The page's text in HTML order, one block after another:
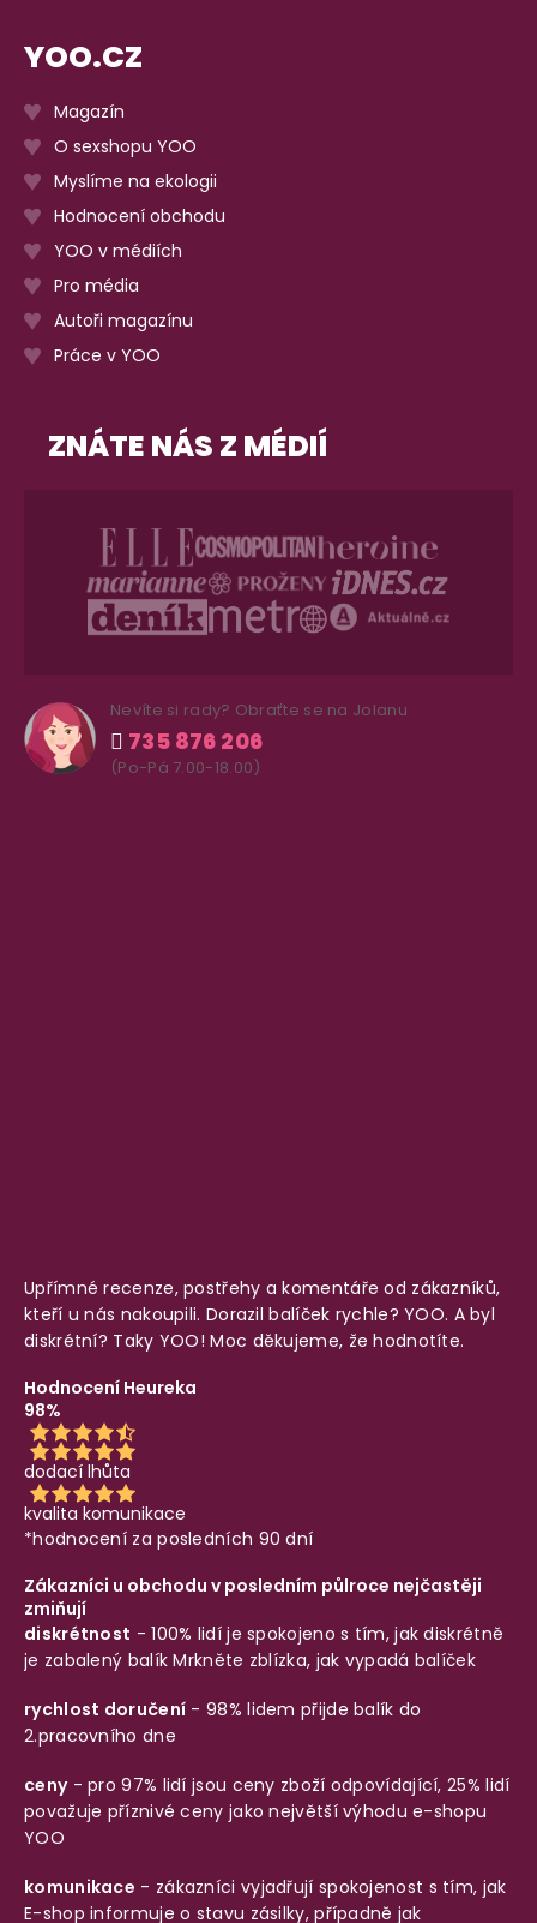
YOO.CZ
Magazín
O sexshopu YOO
Myslíme na ekologii
Hodnocení obchodu
YOO v médiích
Pro média
Autoři magazínu
Práce v YOO
ZNÁTE NÁS Z MÉDIÍ
Nevíte si rady? Obraťte se na Jolanu
735 876 206
(Po-Pá 7.00-18.00)
Upřímné recenze, postřehy a komentáře od zákazníků,
kteří u nás nakoupili. Dorazil balíček rychle? YOO. A byl
diskrétní? Taky YOO! Moc děkujeme, že hodnotíte.
Hodnocení Heureka
98%
dodací lhůta
kvalita komunikace
*hodnocení za posledních 90 dní
Zákazníci u obchodu v posledním půlroce nejčastěji
zmiňují
diskrétnost - 100% lidí je spokojeno s tím, jak diskrétně
je zabalený balíkMrkněte zblízka, jak vypadá balíček
rychlost doručení - 98% lidem přijde balík do
2.pracovního dne
ceny- pro 97% lidí jsou ceny zboží odpovídající, 25% lidí
považuje příznivé ceny jako největší výhodu e-shopu
YOO
komunikace - zákazníci vyjadřují spokojenost s tím, jak
E-shop informuje o stavu zásilky, případně jak